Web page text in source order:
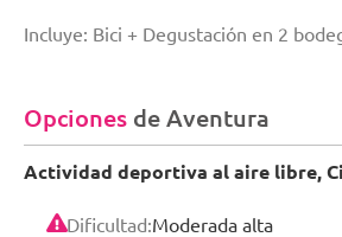
Incluye: Bici + Degustación en 2
Opciones de Aventura
Actividad deportiva al aire libre,
Dificultad:Moderada alta